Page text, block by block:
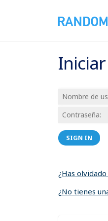
SIGN IN
¿Has
¿No tienes